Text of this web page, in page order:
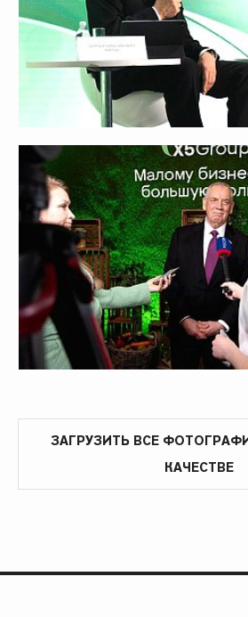
ЗАГРУЗИТЬ ВСЕ
КАЧЕСТВЕ